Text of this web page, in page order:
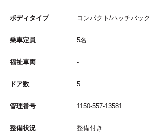
ボディタイプ コンパクト/ハッチバック
乗車定員 5名
福祉車両 -
ドア数 5
管理番号 1150-557-13581
整備状況
整備付き